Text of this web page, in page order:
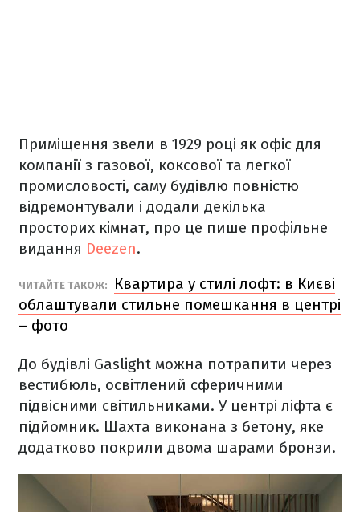
Приміщення звели в 1929 році як офіс для
компанії з газової, коксової та легкої
промисловості, саму будівлю повністю
відремонтували і додали декілька
просторих кімнат, про це пише профільне
видання Deezen.
ЧИТАЙТЕ ТАКОЖ:
Квартира у стилі лофт: в Києві
облаштували стильне помешкання в центрі
– фото
До будівлі Gaslight можна потрапити через
вестибюль, освітлений сферичними
підвісними світильниками. У центрі ліфта є
підйомник. Шахта виконана з бетону, яке
додатково покрили двома шарами бронзи.